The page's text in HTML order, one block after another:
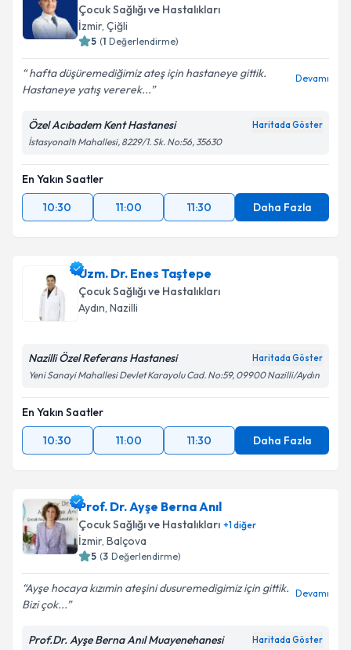
Çocuk Sağlığı ve Hastalıkları
İzmir, Çiğli
5 (1 Değerlendirme)
hafta düşüremediğimiz ateş için hastaneye gittik.
Hastaneye yatış vererek...
Devamı
Özel Acıbadem Kent Hastanesi Haritada Göster
İstasyonaltı Mahallesi, 8229/1. Sk. No:56, 35630
En Yakın Saatler
10:30
11:00 11:30 Daha Fazla
Uzm. Dr. Enes Taştepe
Çocuk Sağlığı ve Hastalıkları
Aydın, Nazilli
Nazilli Özel Referans Hastanesi Haritada Göster
Yeni Sanayi Mahallesi Devlet Karayolu Cad. No:59, 09900 Nazilli/Aydın
En Yakın Saatler
10:30
11:00 11:30 Daha Fazla
Prof. Dr. Ayşe Berna Anıl
Çocuk Sağlığı ve Hastalıkları +1diğer
İzmir, Balçova
5 (3 Değerlendirme)
Ayşe hocaya kızımin ateşini dusuremedigimiz için gittik.
Bizi çok...
Devamı
Prof.Dr. Ayşe Berna Anıl Muayenehanesi Haritada Göster